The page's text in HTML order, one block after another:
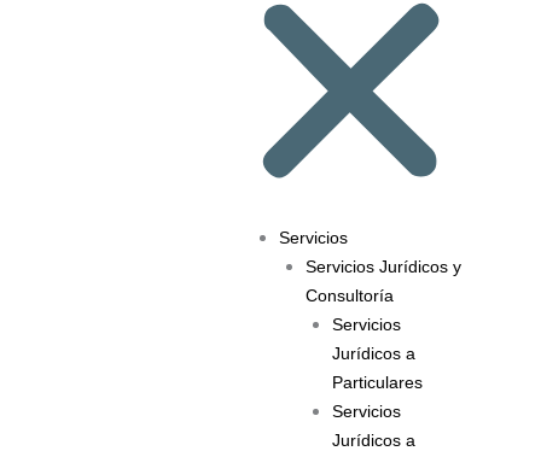
Servicios
Servicios Jurídicos y
Consultoría
Servicios
Jurídicos a
Particulares
Servicios
Jurídicos a